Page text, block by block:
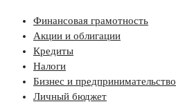
Финансовая грамотность
Акции и облигации
Кредиты
Налоги
Бизнес и предпринимательство
Личный бюджет